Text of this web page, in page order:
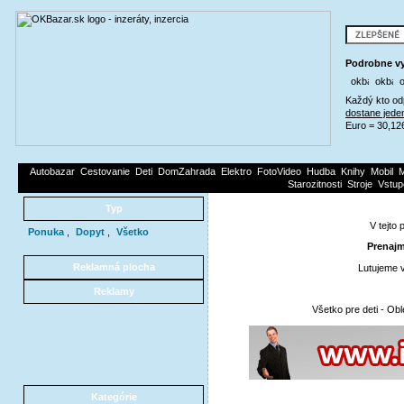
Podrobne
Každý kto
dostane
Euro =
Autobazar Cestovanie Deti DomZahrada Elektro FotoVideo Hudba Knihy Mobil
Starozitnosti Stroje
Typ
Ponuka Dopyt Všetko
Reklamná plocha
Reklamy
Kategórie
V tejto
Lutujeme
Všetko pre deti-